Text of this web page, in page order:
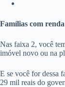
Famílias com
Nas faixa 2, você
imóvel novo ou na
E se você for dessa
29 mil reais do